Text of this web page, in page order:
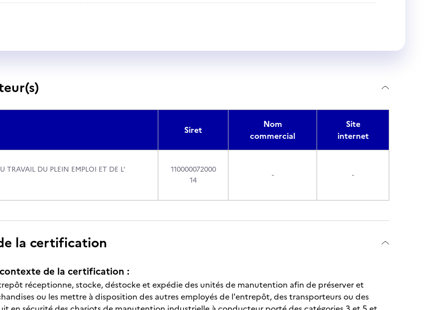
Siret
Nom
commercial
Site
internet
TRAVAIL DU PLEIN EMPLOI ET DE L'
110000072000
14
- -
la certification
de la certification :
réceptionne, stocke, déstocke et expédie des unités de manutention afin de préserver et
ou les mettre à disposition des autres employés de l'entrepôt, des transporteurs ou des